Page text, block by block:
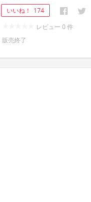
いいね！
174
レビュー 0 件
販売終了